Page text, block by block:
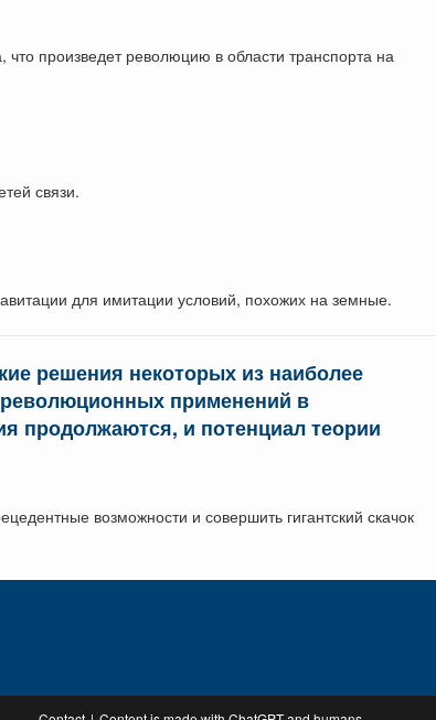
произведет революцию в области транспорта на
связи.
для имитации условий, похожих на земные.
решения некоторых из наиболее
революционных применений в
продолжаются, и потенциал теории
возможности и совершить гигантский скачок